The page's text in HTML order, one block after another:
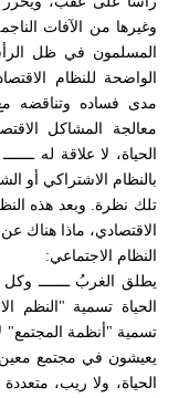
وغيرها من الآفات
المسلمون في ظل
الواضحة للنظام
مدى فساده وتناقضه
معالجة المشاكل
الحياة، لا علاقة له
بالنظام الاشتراكي أو
تلك نظرة. وبعد هذه
الاقتصادي، ماذا هناك
النظام الاجتماعي:
يطلق الغربُ ـــــــ
الحياة تسمية "النظم
تسمية "أنظمة المجتمع"
يعيشون في مجتمع
الحياة، ولا ريب،